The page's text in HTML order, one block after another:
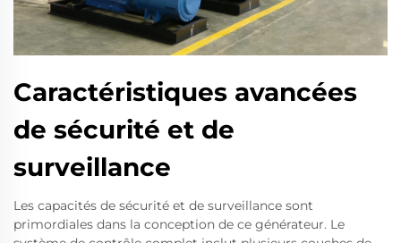
Caractéristiques avancées
de sécurité et de
surveillance
Les capacités de sécurité et de surveillance sont
primordiales dans la conception de ce générateur. Le